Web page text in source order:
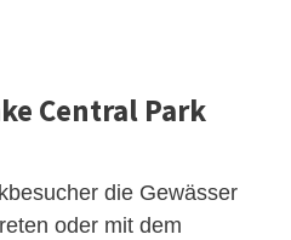
Central Park
die Gewässer
oder mit dem